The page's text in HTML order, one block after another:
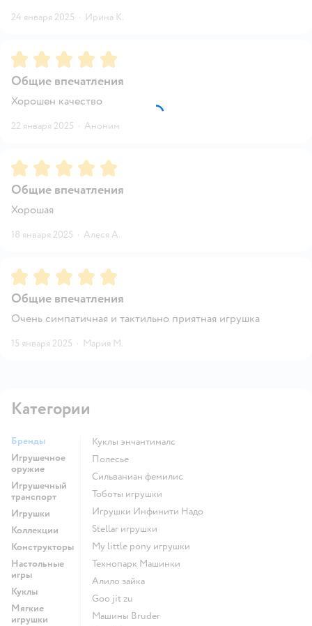
24 января 2025 · Ирина К.
Рейтинг:5
Общие впечатления
Хорошен качество
22 января 2025 · Аноним
Рейтинг:5
Общие впечатления
Хорошая
18 января 2025 · Алеся А.
Рейтинг:5
Общие впечатления
Очень симпатичная и тактильно приятная игрушка
15 января 2025 · Мария М.
Категории
Бренды
Игрушечное
оружие
Игрушечный
транспорт
Игрушки
Коллекции
Конструкторы
Настольные
игры
Куклы
Мягкие
игрушки
Куклы энчантималс
Полесье
Сильваниан фемилис
Тоботы игрушки
Игрушки Инфинити Надо
Stellar игрушки
my little pony игрушки
Технопарк Машинки
Алило зайка
Goo jit zu
Машины Bruder